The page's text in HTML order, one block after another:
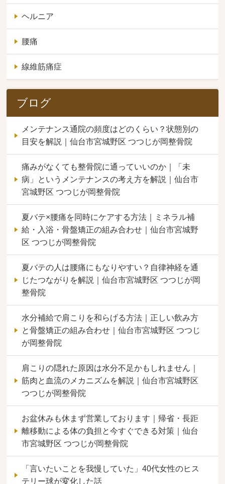
ヘルニア
腰痛
線維筋痛症
ブログ
メンテナンス通院の頻度はどのくらい？状態別の
目安を解説｜仙台市宮城野区 つつじが岡整骨院
痛みがなくても整骨院に通っていいのか｜「未
病」というメンテナンスの考え方を解説｜仙台市
宮城野区 つつじが岡整骨院
夏バテ×腰痛を同時にケアする方法｜ミネラル補
給・入浴・骨盤矯正の組み合わせ｜仙台市宮城野
区 つつじが岡整骨院
夏バテの人は腰痛にもなりやすい？自律神経を通
じたつながりを解説｜仙台市宮城野区 つつじが岡
整骨院
水分補給で肩こりを和らげる方法｜正しい飲み方
と骨盤矯正の組み合わせ｜仙台市宮城野区 つつじ
が岡整骨院
肩こりの隠れた原因は水分不足かもしれません｜
筋肉と血流のメカニズムを解説｜仙台市宮城野区
つつじが岡整骨院
お盆休みも休まず営業しております｜帰省・長距
離移動による体の負担と今すぐできる対策｜仙台
市宮城野区 つつじが岡整骨院
「言いたいことを我慢していた」40代女性のヒス
テリー球が変化した話